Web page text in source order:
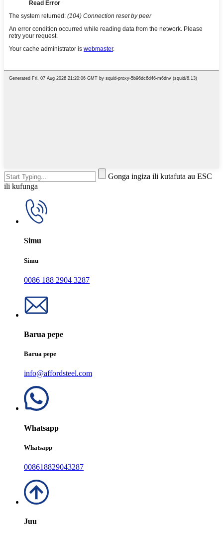
Gonga ingiza ili kutafuta au ESC
ili kufunga
Simu
Simu
0086 188 2904 3287
Barua pepe
Barua pepe
info@affordsteel.com
Whatsapp
Whatsapp
008618829043287
Juu